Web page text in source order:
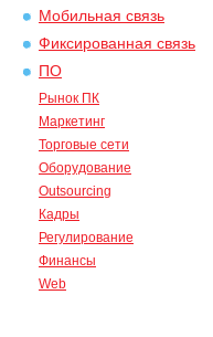
Мобильная связь
Фиксированная связь
ПО
Рынок ПК
Маркетинг
Торговые сети
Оборудование
Outsourcing
Кадры
Регулирование
Финансы
Web